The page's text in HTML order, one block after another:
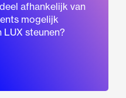
afhankelijk van
mogelijk
LUX steunen?